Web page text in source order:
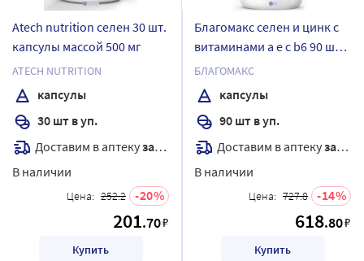
Atech nutrition селен 30 шт.
капсулы массой 500 мг
ATECH NUTRITION
капсулы
30 шт в уп.
Доставим в аптекузавтра
В наличии
Цена: 252.2 20
201.70₽
Купить
Благомакс селен и цинк с
витаминами a e c b6 90 шт.
капсулы массой 0,4 г
БЛАГОМАКС
капсулы
90 шт в уп.
Доставим в аптекузавтра
В наличии
Цена: 727.8 14
618.80₽
Купить